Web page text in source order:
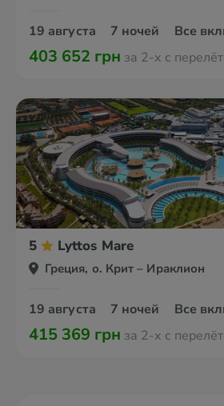
19 августа 7 ночей Все
403 652 грн за 2-х с
5 Lyttos Mare
Греция, о. Крит – Ираклион
19 августа 7 ночей Все
415 369 грн за 2-х с